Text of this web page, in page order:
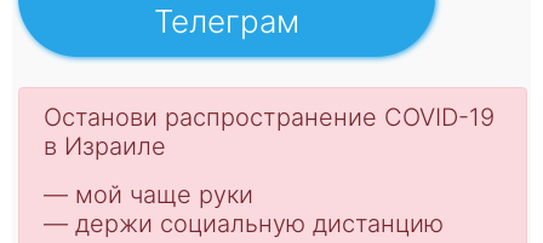
Телеграм
Останoви распространение COVID-19
в Израиле
— мой чаще руки
— держи социальную дистанцию